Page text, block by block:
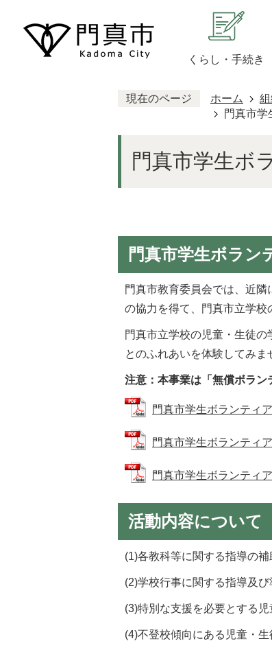
くらし・手続き
現在のページ ホーム
門真市学
門真市学生ボ
門真市学生ボラン
門真市教育委員会では、近
の協力を得て、門真市立学校
門真市立学校の児童・生徒
とのふれあいを体験してみま
注意：本事業は「無償ボラン
門真市学生ボランティ
門真市学生ボランティ
門真市学生ボランティ
活動内容について
(1)各教科等に関する指導の補
(2)学校行事に関する指導及
(3)特別な支援を必要とする
(4)不登校傾向にある児童・